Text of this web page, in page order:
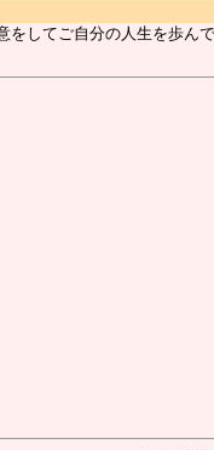
してご自分の人生を歩んで